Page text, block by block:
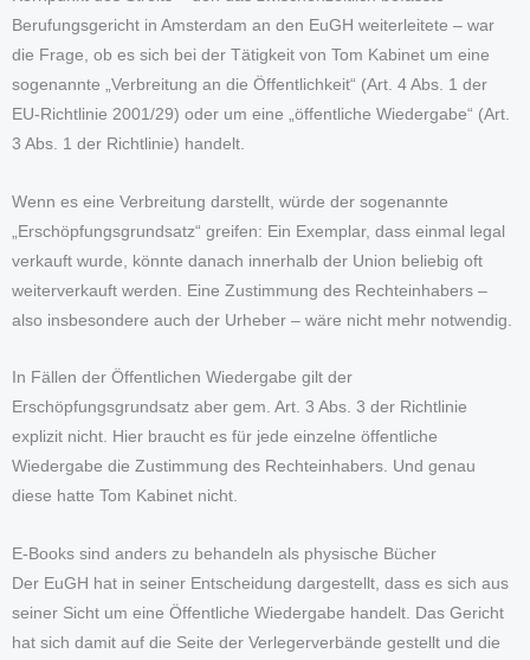
Berufungsgericht in Amsterdam an den EuGH weiterleitete – war
die Frage, ob es sich bei der Tätigkeit von Tom Kabinet um eine
sogenannte „Verbreitung an die Öffentlichkeit“ (Art. 4 Abs. 1 der
EU-Richtlinie 2001/29) oder um eine „öffentliche Wiedergabe“ (Art.
3 Abs. 1 der Richtlinie) handelt.
Wenn es eine Verbreitung darstellt, würde der sogenannte
„Erschöpfungsgrundsatz“ greifen: Ein Exemplar, dass einmal legal
verkauft wurde, könnte danach innerhalb der Union beliebig oft
weiterverkauft werden. Eine Zustimmung des Rechteinhabers –
also insbesondere auch der Urheber – wäre nicht mehr notwendig.
In Fällen der Öffentlichen Wiedergabe gilt der
Erschöpfungsgrundsatz aber gem. Art. 3 Abs. 3 der Richtlinie
explizit nicht. Hier braucht es für jede einzelne öffentliche
Wiedergabe die Zustimmung des Rechteinhabers. Und genau
diese hatte Tom Kabinet nicht.
E-Books sind anders zu behandeln als physische Bücher
Der EuGH hat in seiner Entscheidung dargestellt, dass es sich aus
seiner Sicht um eine Öffentliche Wiedergabe handelt. Das Gericht
hat sich damit auf die Seite der Verlegerverbände gestellt und die